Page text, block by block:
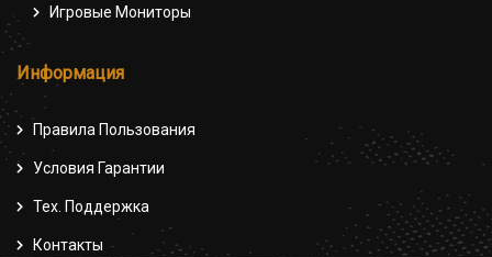
Игровые Мониторы
Информация
Правила Пользования
Условия Гарантии
Тех. Поддержка
Контакты